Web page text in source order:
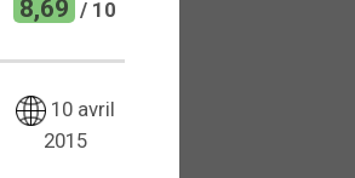
8,69 / 10
10 avril
2015